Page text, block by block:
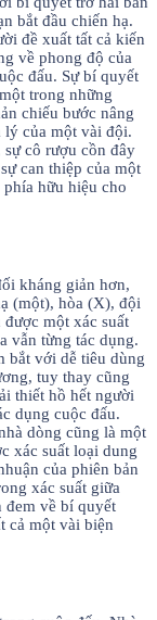
bắt đầu chiến hạ.
đề xuất tất cả kiến
về phong độ của
đấu. Sự bí quyết
trong những
chiếu bước nâng
lý của một vài đội.
cô rượu cồn đây
can thiệp của một
hữu hiệu cho
kháng giản hơn,
(một), hòa (X), đội
một xác suất
vẫn từng tác dụng.
bắt với dễ tiêu dùng
tuy thay cũng
thiết hồ hết người
dụng cuộc đấu.
dòng cũng là một
xác suất loại dung
của phiên bản
xác suất giữa
đem về bí quyết
cả một vài biện